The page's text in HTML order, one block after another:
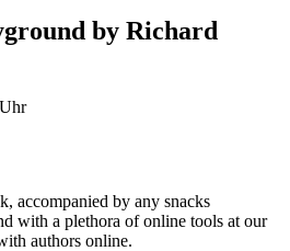
by Richard
accompanied by any snacks
with a plethora of online tools at our
authors online.